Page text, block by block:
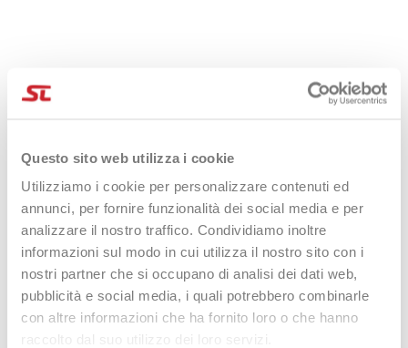
Questo sito web utilizza i cookie
Utilizziamo i cookie per personalizzare contenuti ed
annunci, per fornire funzionalità dei social media e per
analizzare il nostro traffico. Condividiamo inoltre
informazioni sul modo in cui utilizza il nostro sito con i
nostri partner che si occupano di analisi dei dati web,
pubblicità e social media, i quali potrebbero combinarle
con altre informazioni che ha fornito loro o che hanno
raccolto dal suo utilizzo dei loro servizi.
SPEDIZIONI 24/48H
transito medio Italia 24H,
Isole e zone disagiate 48/72H
Sempre i migliori prezzi del
e tante promozioni dedicate
RESO SEMPLICE
ONLINE
Cambio merce, buono sconto o
ASSISTENZA
IMMEDIATA
Servizio clienti sempre pronto!